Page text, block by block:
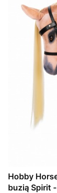
Hobby
buzią Spirit